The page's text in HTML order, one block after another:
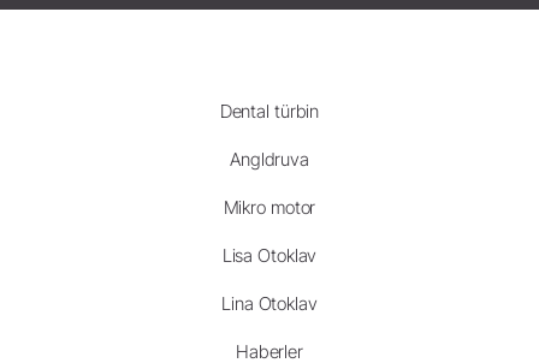
Dental türbin
Angldruva
Mikro motor
Lisa Otoklav
Lina Otoklav
Haberler